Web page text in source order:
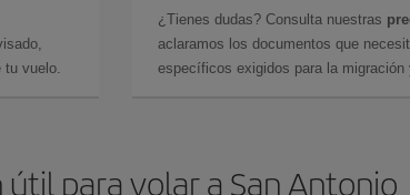
vuelo.
¿Tienes dudas? Consulta nuestras
aclaramos los documentos que
específicos exigidos para la migración
para volar a San Antonio